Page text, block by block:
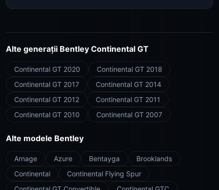
Alte generații Bentley Continental GT
Continental GT 2020
Continental GT 2018
Continental GT 2017
Continental GT 2014
Continental GT 2012
Continental GT 2011
Continental GT 2010
Continental GT 2007
Alte modele Bentley
Arnage Azure Bentayga
Brooklands
Continental
Continental Flying Spur